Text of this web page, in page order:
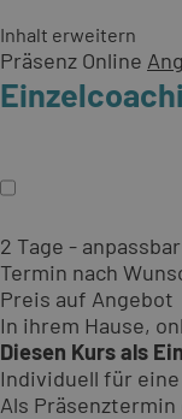
Inhalt erweitern
Präsenz Online
2 Tage - anpassbar
Termin nach
Preis auf Angebot
In ihrem Hause,
Diesen Kurs als
Individuell für
Als